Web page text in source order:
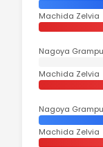
Machida Zelvia
Nagoya
Machida Zelvia
Nagoya
Machida Zelvia